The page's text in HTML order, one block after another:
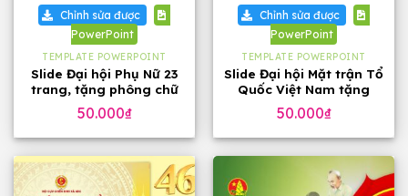
Chỉnh sửa được
PowerPoint
TEMPLATE POWERPOINT
Slide Đại hội Phụ Nữ 23
trang, tặng phông chữ
50.000₫
Chỉnh sửa được
PowerPoint
TEMPLATE POWERPOINT
Slide Đại hội Mặt trận Tổ
Quốc Việt Nam tặng
phông chữ (32 slide)
50.000₫